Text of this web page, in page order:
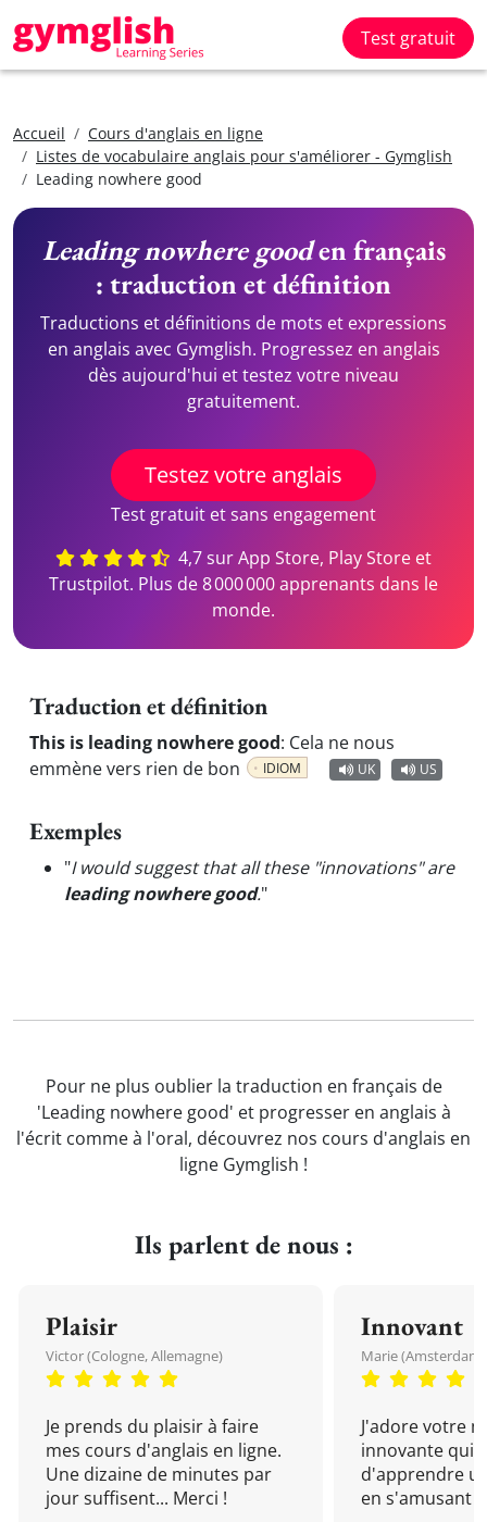
Test gratuit
Accueil
Cours d'anglais en ligne
Listes de vocabulaire anglais pour s'améliorer - Gymglish
Leading nowhere good
Leading nowhere gooden français
: traduction et définition
Traductions et définitions de mots et expressions
en anglais avec Gymglish. Progressez en anglais
dès aujourd'hui et testez votre niveau
gratuitement.
Testez votre anglais
Test gratuit et sans engagement
4,7 sur App Store, Play Store et
Trustpilot. Plus de 8 000 000 apprenants dans le
monde.
Traduction et définition
This is leading nowhere good: Cela ne nous
emmène vers rien de bon
IDIOM UK US
Exemples
"I would suggest that all these "innovations" are
leading nowhere good."
Pour ne plus oublier la traduction en français de
'Leading nowhere good' et progresser en anglais à
l'écrit comme à l'oral, découvrez nos cours d'anglais en
ligne Gymglish !
Ils parlent de nous :
Plaisir
Victor (Cologne, Allemagne)
Je prends du plaisir à faire
mes cours d'anglais en ligne.
Une dizaine de minutes par
jour suffisent... Merci !
Innovant
Marie (Amsterdam,
J'adore votre
innovante qui
d'apprendre
en s'amusant !